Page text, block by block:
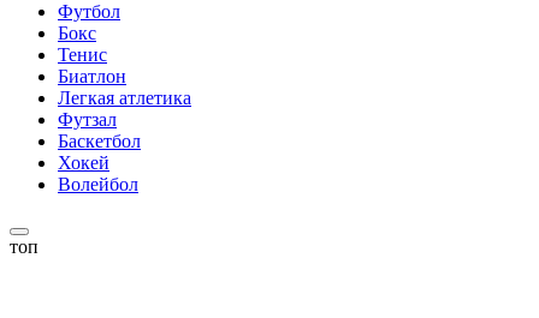
Футбол
Бокс
Тенис
Биатлон
Легкая атлетика
Футзал
Баскетбол
Хокей
Волейбол
топ